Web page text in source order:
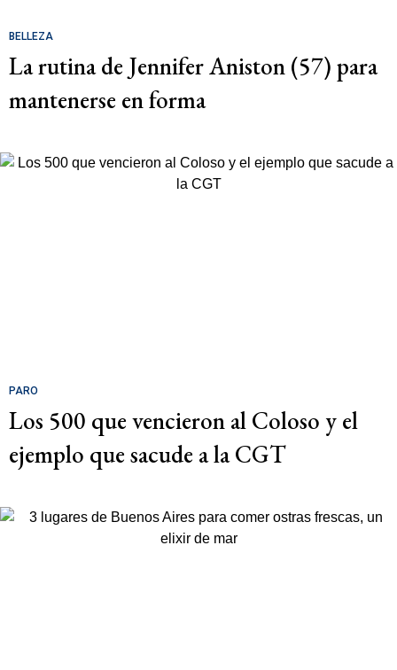
BELLEZA
La rutina de Jennifer Aniston (57) para
mantenerse en forma
PARO
Los 500 que vencieron al Coloso y el
ejemplo que sacude a la CGT